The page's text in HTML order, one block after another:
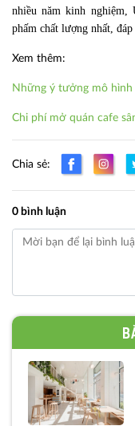
nhiều năm kinh nghiệm,
phấm chất lượng nhất,
Xem thêm:
Những ý tưởng mô
Chi phí mở quán cafe
Chia sẻ:
0 bình luận